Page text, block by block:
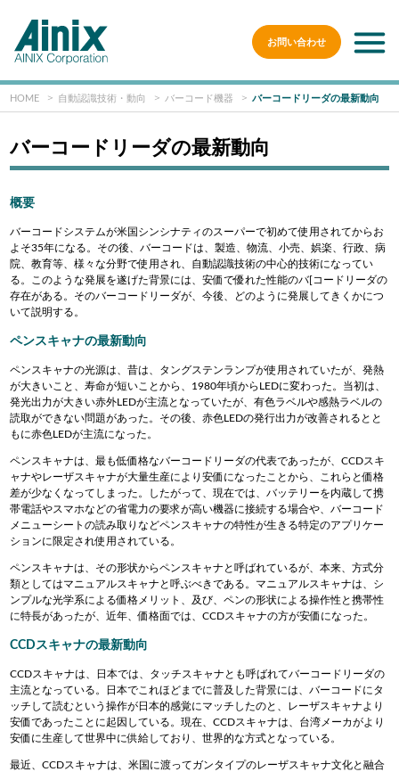
お問い合わせ
HOME 自動認識技術・動向 バーコード機器 バーコードリーダの最新動向
バーコードリーダの最新動向
概要
バーコードシステムが米国シンシナティのスーパーで初めて使用されてからお
よそ35年になる。その後、バーコードは、製造、物流、小売、娯楽、行政、病
院、教育等、様々な分野で使用され、自動認識技術の中心的技術になってい
る。このような発展を遂げた背景には、安価で優れた性能のバ[コードリーダの
存在がある。そのバーコードリーダが、今後、どのように発展してきくかにつ
いて説明する。
ペンスキャナの最新動向
ペンスキャナの光源は、昔は、タングステンランプが使用されていたが、発熱
が大きいこと、寿命が短いことから、1980年頃からLEDに変わった。当初は、
発光出力が大きい赤外LEDが主流となっていたが、有色ラベルや感熱ラベルの
読取ができない問題があった。その後、赤色LEDの発行出力が改善されるとと
もに赤色LEDが主流になった。
ペンスキャナは、最も低価格なバーコードリーダの代表であったが、CCDスキ
ャナやレーザスキャナが大量生産により安価になったことから、これらと価格
差が少なくなってしまった。したがって、現在では、バッテリーを内蔵して携
帯電話やスマホなどの省電力の要求が高い機器に接続する場合や、バーコード
メニューシートの読み取りなどペンスキャナの特性が生きる特定のアプリケー
ションに限定され使用されている。
ペンスキャナは、その形状からペンスキャナと呼ばれているが、本来、方式分
類としてはマニュアルスキャナと呼ぶべきである。マニュアルスキャナは、シ
ンプルな光学系による価格メリット、及び、ペンの形状による操作性と携帯性
に特長があったが、近年、価格面では、CCDスキャナの方が安価になった。
CCDスキャナの最新動向
CCDスキャナは、日本では、タッチスキャナとも呼ばれてバーコードリーダの
主流となっている。日本でこれほどまでに普及した背景には、バーコードにタ
ッチして読むという操作が日本的感覚にマッチしたのと、レーザスキャナより
安価であったことに起因している。現在、CCDスキャナは、台湾メーカがより
安価に生産して世界中に供給しており、世界的な方式となっている。
最近、CCDスキャナは、米国に渡ってガンタイプのレーザスキャナ文化と融合